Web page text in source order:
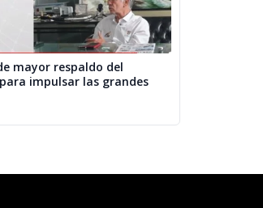
mayor respaldo del
impulsar las grandes